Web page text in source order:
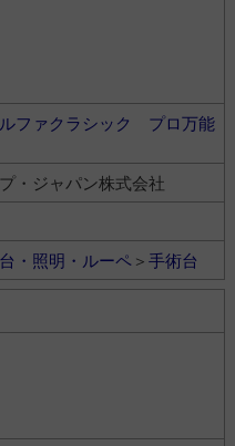
ファクラシック プロ万能
・ジャパン株式会社
・照明・ルーペ＞ 手術台